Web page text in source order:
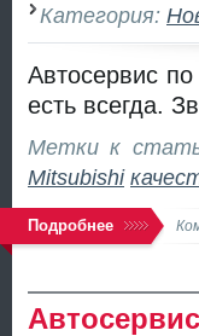
Категория:
Автосервис
есть всегда.
Метки к
Mitsubishi
Подробнее